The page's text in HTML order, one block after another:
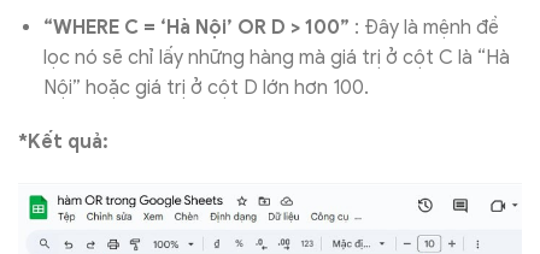
“WHERE C = ‘Hà Nội’ OR D > 100” : Đây là mệnh đề
lọc nó sẽ chỉ lấy những hàng mà giá trị ở cột C là “Hà
Nội” hoặc giá trị ở cột D lớn hơn 100.
*Kết quả: